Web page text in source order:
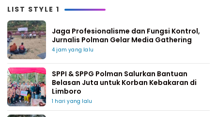
LIST STYLE 1
Jaga Profesionalisme dan Fungsi Kontrol,
Jurnalis Polman Gelar Media Gathering
4 jam yang lalu
SPPI & SPPG Polman Salurkan Bantuan
Belasan Juta untuk Korban Kebakaran di
Limboro
1 hari yang lalu